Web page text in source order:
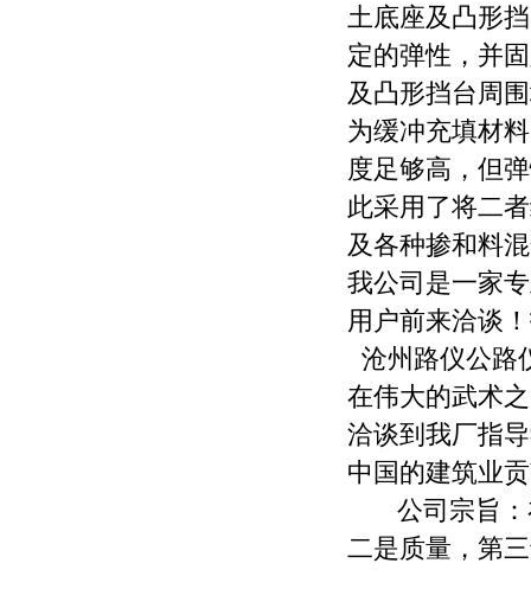
土底座及凸形
定的弹性，并
及凸形挡台周
为缓冲充填材
度足够高，但
此采用了将二
及各种掺和料
我公司是一家
用户前来洽谈
沧州路仪公路
在伟大的武术
洽谈到我厂指
中国的建筑业
公司宗旨：
二是质量，第